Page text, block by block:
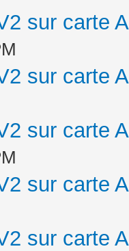
sur carte
sur carte
sur carte
sur carte
sur carte